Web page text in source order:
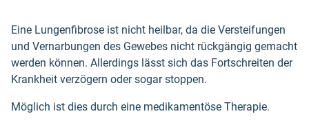
Eine Lungenfibrose ist nicht heilbar, da die Versteifungen
und Vernarbungen des Gewebes nicht rückgängig gemacht
werden können. Allerdings lässt sich das Fortschreiten der
Krankheit verzögern oder sogar stoppen.
Möglich ist dies durch eine medikamentöse Therapie.